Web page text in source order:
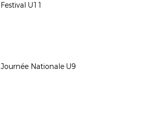
Festival U11
Journée Nationale U9